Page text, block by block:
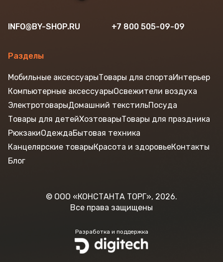
INFO@BY-SHOP.RU +7 800 505-09-09
Разделы
© ООО «КОНСТАНТА ТОРГ», 2026.
Все права защищены
Разработка и поддержка
Мобильные аксессуарыТовары для спортаИнтерьер
Компьютерные аксессуарыОсвежители воздуха
ЭлектротоварыДомашний текстильПосуда
Товары для детейХозтоварыТовары для праздника
РюкзакиОдеждаБытовая техника
Канцелярские товарыКрасота и здоровьеКонтакты
Блог